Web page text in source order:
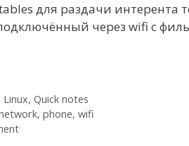
для раздачи интерента
через wifi с
Linux, Quick notes
, phone, wifi